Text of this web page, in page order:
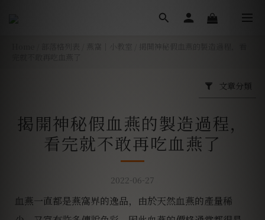
文章分類
揭開神秘假血燕的製造過程，
看完就不敢再吃血燕了
2022-06-27
血燕一直都是燕窩界的逸品，由於天然血燕的產量稀